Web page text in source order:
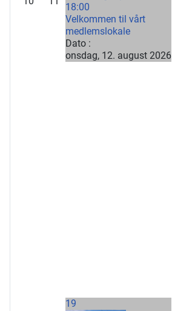
18:00
Velkommen til vårt
medlemslokale
Dato :
onsdag, 12. august 2026
19